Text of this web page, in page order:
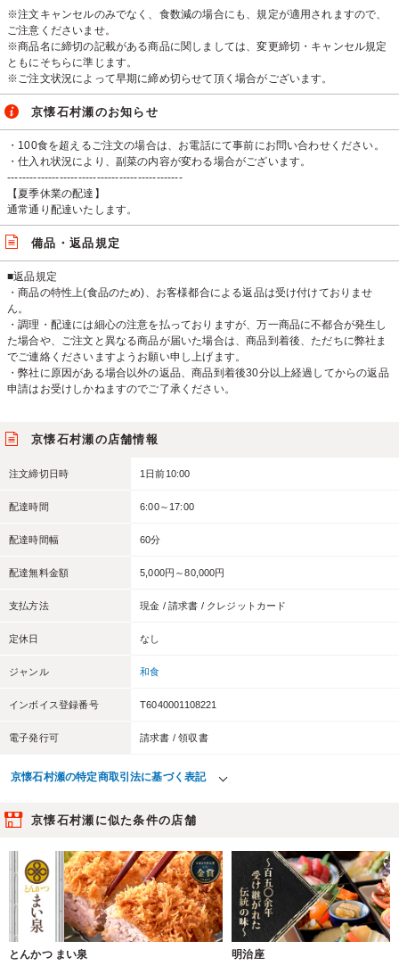
※注文キャンセルのみでなく、食数減の場合にも、規定が適用されますので、
ご注意くださいませ。
※商品名に締切の記載がある商品に関しましては、変更締切・キャンセル規定
ともにそちらに準じます。
※ご注文状況によって早期に締め切らせて頂く場合がございます。
京懐石村瀬のお知らせ
・100食を超えるご注文の場合は、お電話にて事前にお問い合わせください。
・仕入れ状況により、副菜の内容が変わる場合がございます。
-----------------------------------------------
【夏季休業の配達】
通常通り配達いたします。
備品・返品規定
■返品規定
・商品の特性上(食品のため)、お客様都合による返品は受け付けておりませ
ん。
・調理・配達には細心の注意を払っておりますが、万一商品に不都合が発生し
た場合や、ご注文と異なる商品が届いた場合は、商品到着後、ただちに弊社ま
でご連絡くださいますようお願い申し上げます。
・弊社に原因がある場合以外の返品、商品到着後30分以上経過してからの返品
申請はお受けしかねますのでご了承ください。
京懐石村瀬の店舗情報
注文締切日時 1日前10:00
配達時間 6:00～17:00
配達時間幅 60分
配達無料金額 5,000円～80,000円
支払方法 現金 / 請求書 / クレジットカード
定休日 なし
ジャンル 和食
インボイス登録番号 T6040001108221
電子発行可 請求書 / 領収書
京懐石村瀬の特定商取引法に基づく表記
京懐石村瀬に似た条件の店舗
とんかつ まい泉 明治座